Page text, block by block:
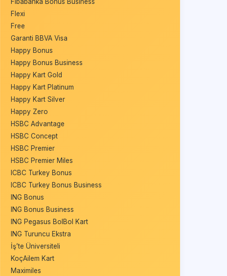
Flexi
Free
Garanti BBVA Visa
Happy Bonus
Happy Bonus Business
Happy Kart Gold
Happy Kart Platinum
Happy Kart Silver
Happy Zero
HSBC Advantage
HSBC Concept
HSBC Premier
HSBC Premier Miles
ICBC Turkey Bonus
ICBC Turkey Bonus Business
ING Bonus
ING Bonus Business
ING Pegasus BolBol Kart
ING Turuncu Ekstra
İş’te Üniversiteli
KoçAilem Kart
Maximiles